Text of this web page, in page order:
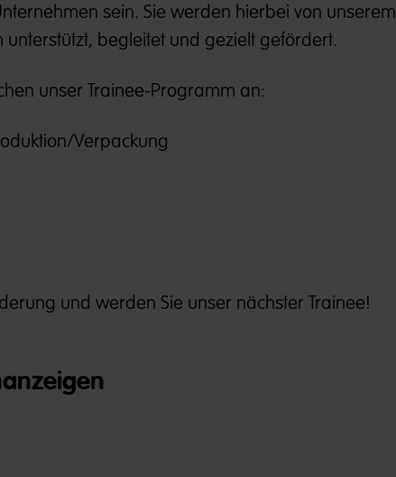
sein. Sie werden hierbei von unserem
unterstützt, begleitet und gezielt gefördert.
unser Trainee-Programm an:
Verpackung
und werden Sie unser nächster Trainee!